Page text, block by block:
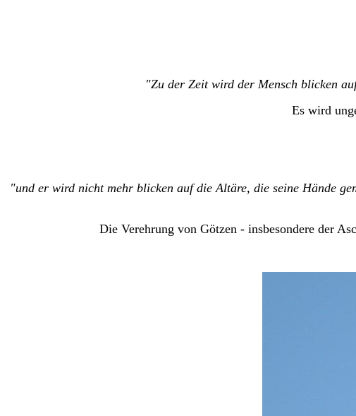
"Zu der Zeit wird der Mensch blicken
Es wird
"und er wird nicht mehr blicken auf die Altäre, die seine Hände
Die Verehrung von Götzen - insbesondere der